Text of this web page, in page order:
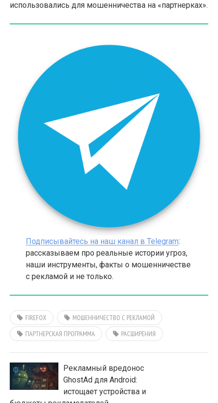
использовались для мошенничества на «партнерках».
Подписывайтесь на наш канал в Telegram:
рассказываем про реальные истории угроз,
наши инструменты, факты о мошенничестве
с рекламой и не только.
FIREFOX
МОШЕННИЧЕСТВО С РЕКЛАМОЙ
ПАРТНЕРСКАЯ ПРОГРАММА
РАСШИРЕНИЯ
Рекламный вредонос
GhostAd для Android:
истощает устройства и